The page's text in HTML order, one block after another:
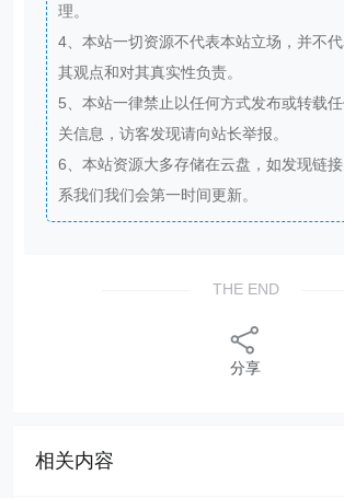
理。
4、本站一切资源不代表本站立场，并不
其观点和对其真实性负责。
5、本站一律禁止以任何方式发布或转载
关信息，访客发现请向站长举报。
6、本站资源大多存储在云盘，如发现链
系我们我们会第一时间更新。
THE END
分享
相关内容